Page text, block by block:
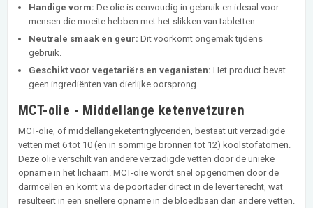
Handige vorm: De olie is eenvoudig in gebruik en ideaal voor
mensen die moeite hebben met het slikken van tabletten.
Neutrale smaak en geur: Dit voorkomt ongemak tijdens
gebruik.
Geschikt voor vegetariërs en veganisten: Het product bevat
geen ingrediënten van dierlijke oorsprong.
MCT-olie - Middellange ketenvetzuren
MCT-olie, of middellangeketentriglyceriden, bestaat uit verzadigde
vetten met 6 tot 10 (en in sommige bronnen tot 12) koolstofatomen.
Deze olie verschilt van andere verzadigde vetten door de unieke
opname in het lichaam. MCT-olie wordt snel opgenomen door de
darmcellen en komt via de poortader direct in de lever terecht, wat
resulteert in een snellere opname in de bloedbaan dan andere vetten.